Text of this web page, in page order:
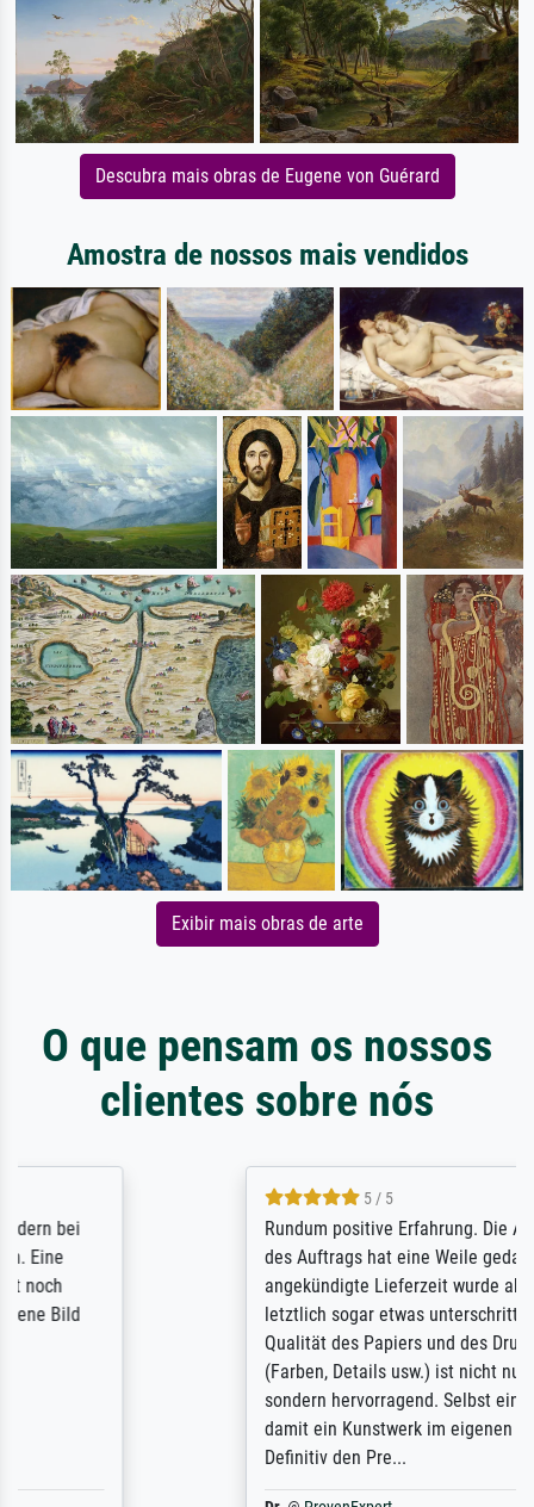
Descubra mais obras de Eugene von Guérard
Amostra de nossos mais vendidos
Exibir mais obras de arte
O que pensam os nossos
clientes sobre nós
Rundum positive Erfahrung. Die Ausführung
des Auftrags hat eine Weile gedauert, die
angekündigte Lieferzeit wurde aber
letztlich sogar etwas unterschritten. Die
Qualität des Papiers und des Drucks
(Farben, Details usw.) ist nicht nur gut,
sondern hervorragend. Selbst ein Druck ist
damit ein Kunstwerk im eigenen Sinne.